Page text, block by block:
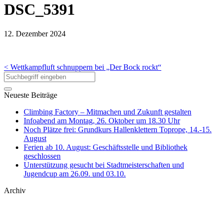
DSC_5391
12. Dezember 2024
< Wettkampfluft schnuppern bei „Der Bock rockt“
Neueste Beiträge
Climbing Factory – Mitmachen und Zukunft gestalten
Infoabend am Montag, 26. Oktober um 18.30 Uhr
Noch Plätze frei: Grundkurs Hallenklettern Toprope, 14.-15.
August
Ferien ab 10. August: Geschäftsstelle und Bibliothek
geschlossen
Unterstützung gesucht bei Stadtmeisterschaften und
Jugendcup am 26.09. und 03.10.
Archiv